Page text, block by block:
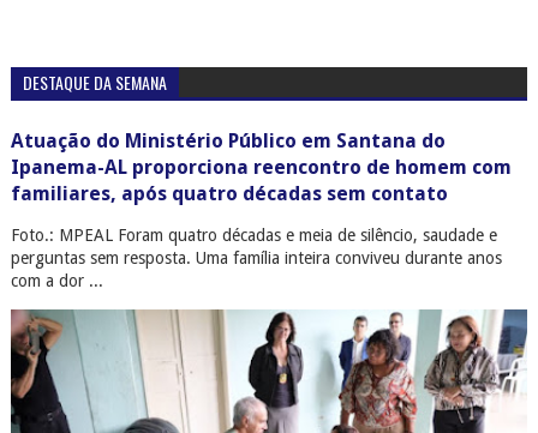
DESTAQUE DA SEMANA
Atuação do Ministério Público em Santana do
Ipanema-AL proporciona reencontro de homem com
familiares, após quatro décadas sem contato
Foto.: MPEAL Foram quatro décadas e meia de silêncio, saudade e
perguntas sem resposta. Uma família inteira conviveu durante anos
com a dor ...